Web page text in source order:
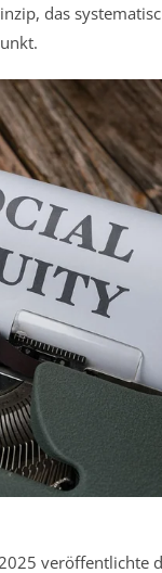
das
veröffentlichte